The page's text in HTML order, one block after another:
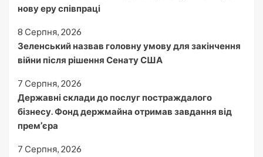
нову еру співпраці
8 Серпня, 2026
Зеленський назвав головну умову для закінчення
війни після рішення Сенату США
7 Серпня, 2026
Державні склади до послуг постраждалого
бізнесу. Фонд держмайна отримав завдання від
прем’єра
7 Серпня, 2026